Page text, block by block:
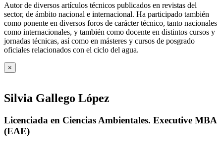
Autor de diversos artículos técnicos publicados en revistas del
sector, de ámbito nacional e internacional. Ha participado también
como ponente en diversos foros de carácter técnico, tanto nacionales
como internacionales, y también como docente en distintos cursos y
jornadas técnicas, así como en másteres y cursos de posgrado
oficiales relacionados con el ciclo del agua.
×
Silvia Gallego López
Licenciada en Ciencias Ambientales. Executive MBA
(EAE)